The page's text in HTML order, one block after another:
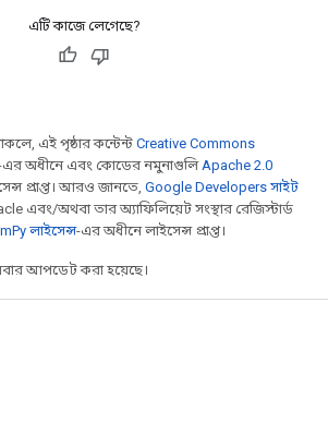
এটি কাজে লেগেছে?
এই পৃষ্ঠার কন্টেন্ট Creative Commons
এর অধীনে এবং কোডের নমুনাগুলিApache 2.0
প্রাপ্ত। আরও জানতে, Google Developers সাইট
এবং/অথবা তার অ্যাফিলিয়েট সংস্থার রেজিস্টার্ড
লাইসেন্স-এর অধীনে লাইসেন্স প্রাপ্ত।
আপডেট করা হয়েছে।